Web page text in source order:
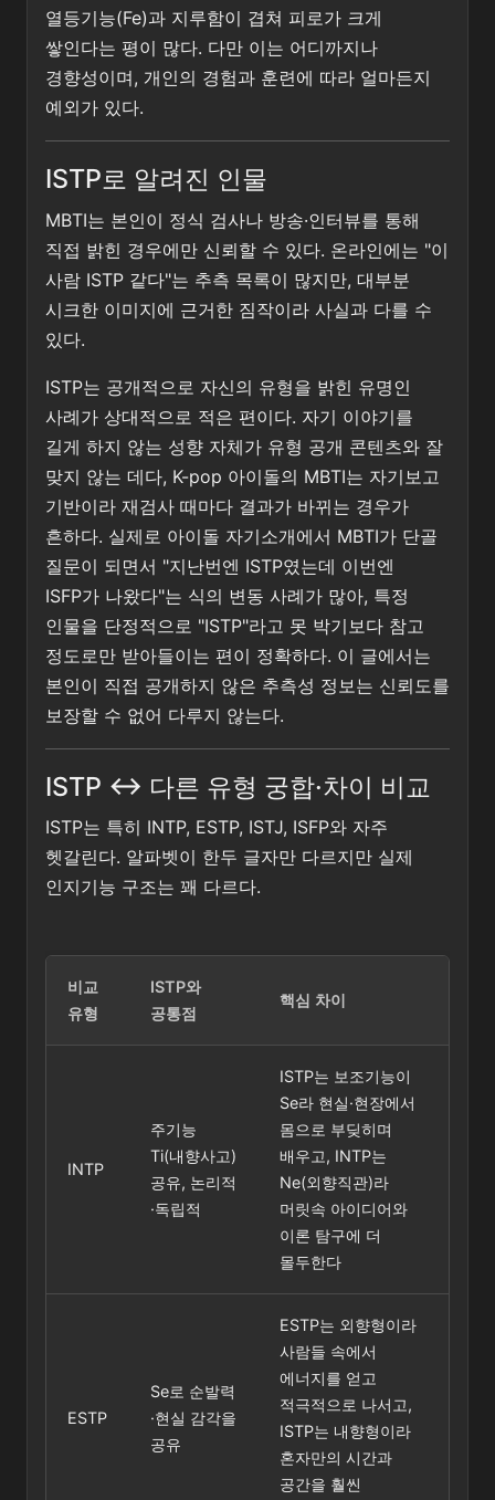
열등기능(Fe)과 지루함이 겹쳐 피로가 크게
쌓인다는 평이 많다. 다만 이는 어디까지나
경향성이며, 개인의 경험과 훈련에 따라 얼마든지
예외가 있다.
ISTP로 알려진 인물
MBTI는 본인이 정식 검사나 방송·인터뷰를 통해
직접 밝힌 경우에만 신뢰할 수 있다. 온라인에는 "이
사람 ISTP 같다"는 추측 목록이 많지만, 대부분
시크한 이미지에 근거한 짐작이라 사실과 다를 수
있다.
ISTP는 공개적으로 자신의 유형을 밝힌 유명인
사례가 상대적으로 적은 편이다. 자기 이야기를
길게 하지 않는 성향 자체가 유형 공개 콘텐츠와 잘
맞지 않는 데다, K-pop 아이돌의 MBTI는 자기보고
기반이라 재검사 때마다 결과가 바뀌는 경우가
흔하다. 실제로 아이돌 자기소개에서 MBTI가 단골
질문이 되면서 "지난번엔 ISTP였는데 이번엔
ISFP가 나왔다"는 식의 변동 사례가 많아, 특정
인물을 단정적으로 "ISTP"라고 못 박기보다 참고
정도로만 받아들이는 편이 정확하다. 이 글에서는
본인이 직접 공개하지 않은 추측성 정보는 신뢰도를
보장할 수 없어 다루지 않는다.
ISTP ↔ 다른 유형 궁합·차이 비교
ISTP는 특히 INTP, ESTP, ISTJ, ISFP와 자주
헷갈린다. 알파벳이 한두 글자만 다르지만 실제
인지기능 구조는 꽤 다르다.
비교
유형
ISTP와
공통점
핵심 차이
INTP
주기능
Ti(내향사고)
공유, 논리적
·독립적
ISTP는 보조기능이
Se라 현실·현장에서
몸으로 부딪히며
배우고, INTP는
Ne(외향직관)라
머릿속 아이디어와
이론 탐구에 더
몰두한다
ESTP
Se로 순발력
·현실 감각을
공유
ESTP는 외향형이라
사람들 속에서
에너지를 얻고
적극적으로 나서고,
ISTP는 내향형이라
혼자만의 시간과
공간을 훨씬